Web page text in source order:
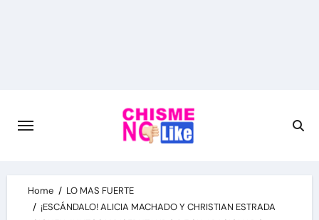
Home
LO MAS FUERTE
¡ESCÁNDALO! ALICIA MACHADO Y CHRISTIAN ESTRADA